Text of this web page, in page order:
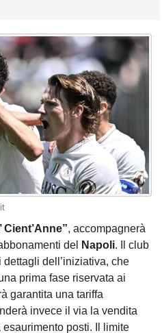
Cient’Anne”, accompagnerà
del
Napoli. Il club
dell’iniziativa, che
prima fase riservata ai
garantita una tariffa
invece il via la vendita
esaurimento posti. Il limite